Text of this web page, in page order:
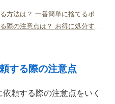
する際の注意点
頼する際の注意点をいく